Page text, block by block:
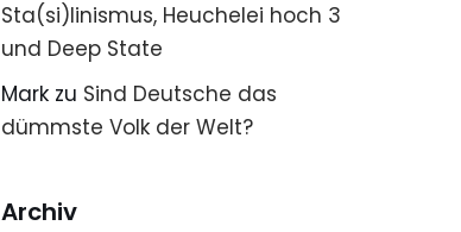
Sta(si)linismus, Heuchelei hoch 3
und Deep State
Mark zu Sind Deutsche das
dümmste Volk der Welt?
Archiv